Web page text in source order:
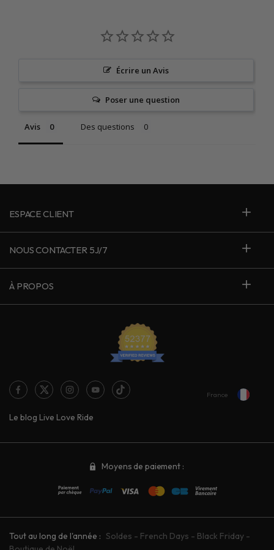
Écrire un Avis
Poser une question
Avis Des questions
ESPACE CLIENT
NOUS CONTACTER 5J/7
À PROPOS
Le blog Live Love Ride
France
Moyens de paiement :
Tout au long de l'année : Soldes - French Days - Black Friday -